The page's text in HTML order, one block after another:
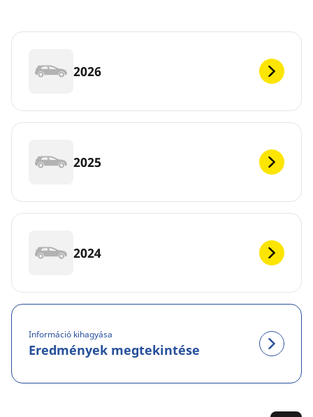
2026
2025
2024
Információ kihagyása
Eredmények megtekintése